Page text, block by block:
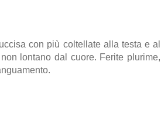
con più coltellate alla testa e al
lontano dal cuore. Ferite plurime,